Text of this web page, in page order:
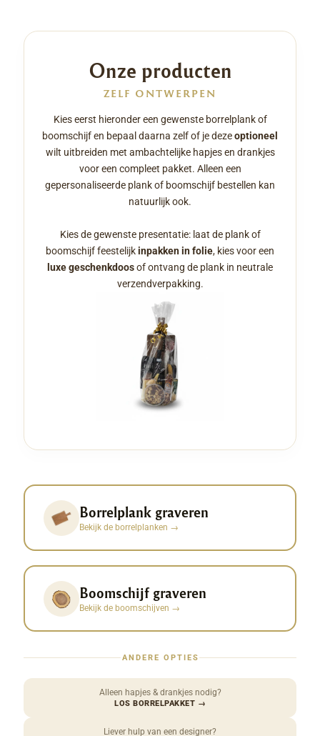
Onze producten
ZELF ONTWERPEN
Kies eerst hieronder een gewenste borrelplank of
boomschijf en bepaal daarna zelf of je dezeoptioneel
wilt uitbreiden met ambachtelijke hapjes en drankjes
voor een compleet pakket. Alleen een
gepersonaliseerde plank of boomschijf bestellen kan
natuurlijk ook.
Kies de gewenste presentatie: laat de plank of
boomschijf feestelijkinpakken in folie, kies voor een
luxe geschenkdoosof ontvang de plank in neutrale
verzendverpakking.
Borrelplank graveren
Bekijk de borrelplanken →
Boomschijf graveren
Bekijk de boomschijven →
ANDERE OPTIES
Alleen hapjes & drankjes nodig?
LOS BORRELPAKKET →
Liever hulp van een designer?